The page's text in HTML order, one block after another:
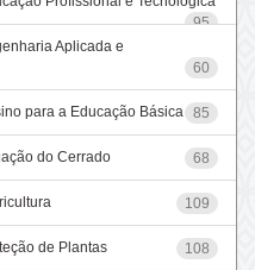
95
Aplicada e
60
para a Educação Básica 85
do Cerrado 68
109
de Plantas 108